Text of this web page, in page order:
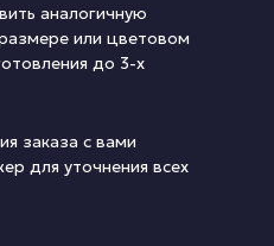
аналогичную
или цветовом
до 3-х
заказа с вами
для уточнения всех